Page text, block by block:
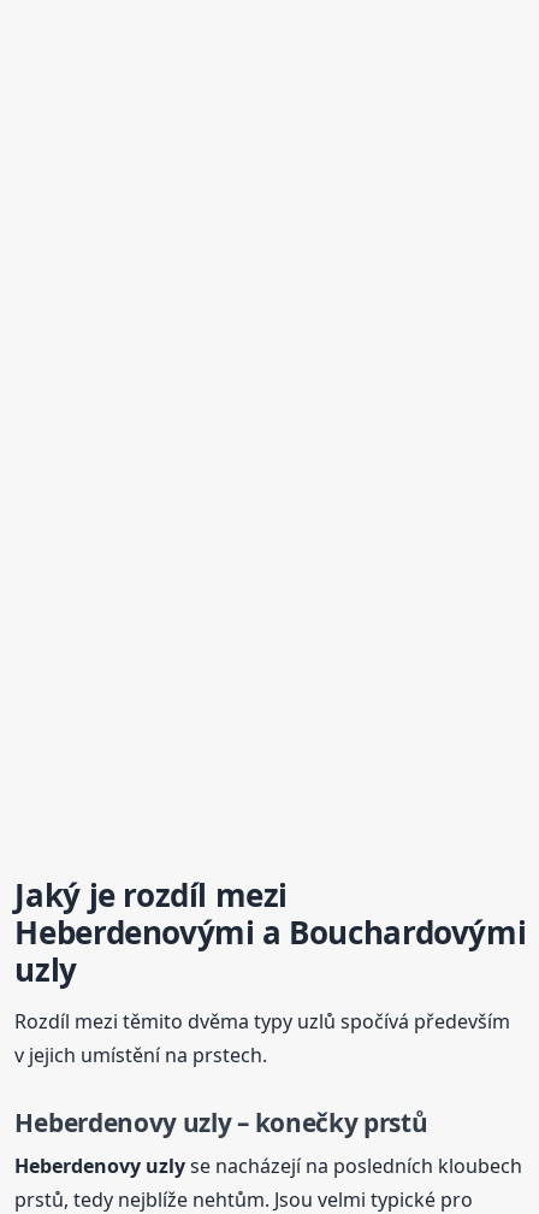
Jaký je rozdíl mezi
Heberdenovými a Bouchardovými
uzly
Rozdíl mezi těmito dvěma typy uzlů spočívá především
v jejich umístění na prstech.
Heberdenovy uzly– konečky prstů
Heberdenovy uzlyse nacházejí na posledních kloubech
prstů, tedy nejblíže nehtům. Jsou velmi typické pro